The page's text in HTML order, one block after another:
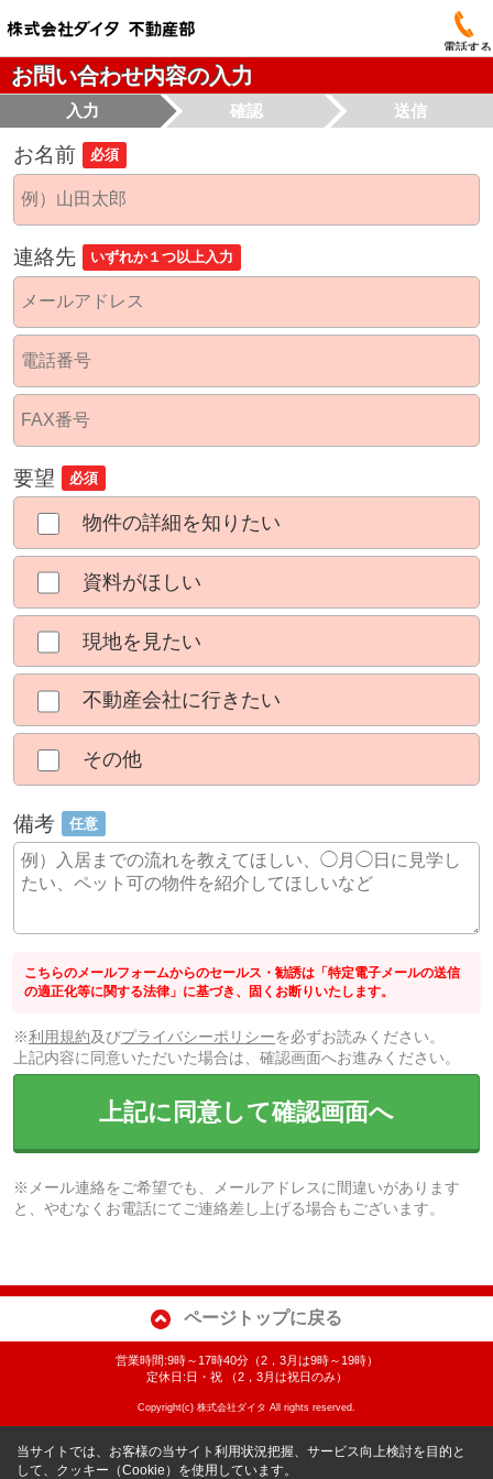
電話する
お問い合わせ内容の入力
入力 確認 送信
お名前 必須
連絡先 いずれか１つ以上入力
要望 必須
物件の詳細を知りたい
資料がほしい
現地を見たい
不動産会社に行きたい
その他
備考 任意
こちらのメールフォームからのセールス・勧誘は「特定電子メールの送信
の適正化等に関する法律」に基づき、固くお断りいたします。
※利用規約及びプライバシーポリシーを必ずお読みください。
上記内容に同意いただいた場合は、確認画面へお進みください。
上記に同意して確認画面へ
※メール連絡をご希望でも、メールアドレスに間違いがあります
と、やむなくお電話にてご連絡差し上げる場合もございます。
ページトップに戻る
営業時間:9時～17時40分（2，3月は9時～19時）
定休日:日・祝 （2，3月は祝日のみ）
Copyright(c) 株式会社ダイタ All rights reserved.
当サイトでは、お客様の当サイト利用状況把握、サービス向上検討を目的と
して、クッキー（Cookie）を使用しています。